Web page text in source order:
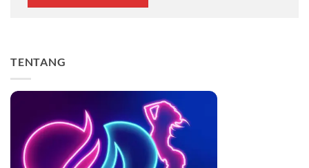
TENTANG